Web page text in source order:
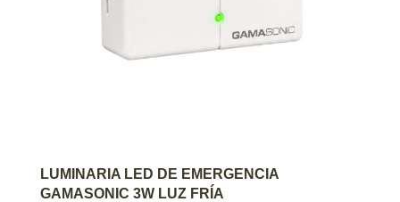
AGREGAR AL CARRITO
LUMINARIA LED DE EMERGENCIA
GAMASONIC 3W LUZ FRÍA